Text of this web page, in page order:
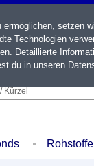
Kürzel
Rohstoffe
setzen
Technologien
Detaillierte
du in unseren